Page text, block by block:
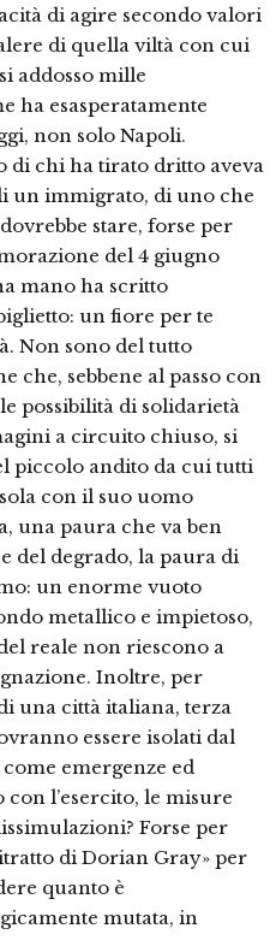
di agire secondo valori
di quella viltà con cui
addosso mille
ha esasperatamente
non solo Napoli.
di chi ha tirato dritto ave­va
un immi­grato, di uno che
stare, forse per
del 4 giu­gno
mano ha scritto
un fiore per te
Non sono del tutto
che, sebbene al pas­so con
pos­sibilità di solidarietà
a circuito chiuso, si
piccolo andito da cui tutti
con il suo uomo
una paura che va ben
del degrado, la pa­ura di
un enorme vuoto
metallico e impietoso,
reale non riesco­no a
Inoltre, per
una città italiana, terza
essere isolati dal
emergenze ed
l’esercito, le misure
Forse per
di Dorian Gray» per
quanto è
mutata, in